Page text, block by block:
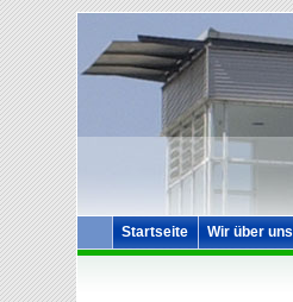
Startseite Wir über uns